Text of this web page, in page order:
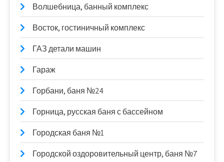
Волшебница, банный комплекс
Восток, гостиничный комплекс
ГАЗ детали машин
Гараж
Горбани, баня №24
Горница, русская баня с бассейном
Городская баня №1
Городской оздоровительный центр, баня №7